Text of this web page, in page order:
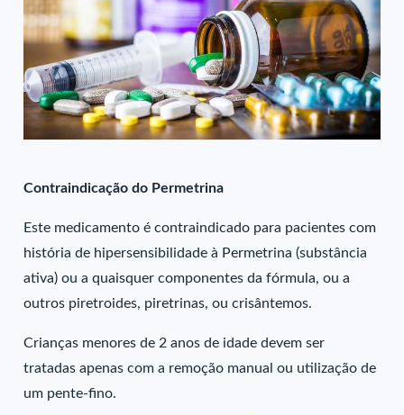
Contraindicação do Permetrina
Este medicamento é contraindicado para pacientes com
história de hipersensibilidade à Permetrina (substância
ativa) ou a quaisquer componentes da fórmula, ou a
outros piretroides, piretrinas, ou crisântemos.
Crianças menores de 2 anos de idade devem ser
tratadas apenas com a remoção manual ou utilização de
um pente-fino.